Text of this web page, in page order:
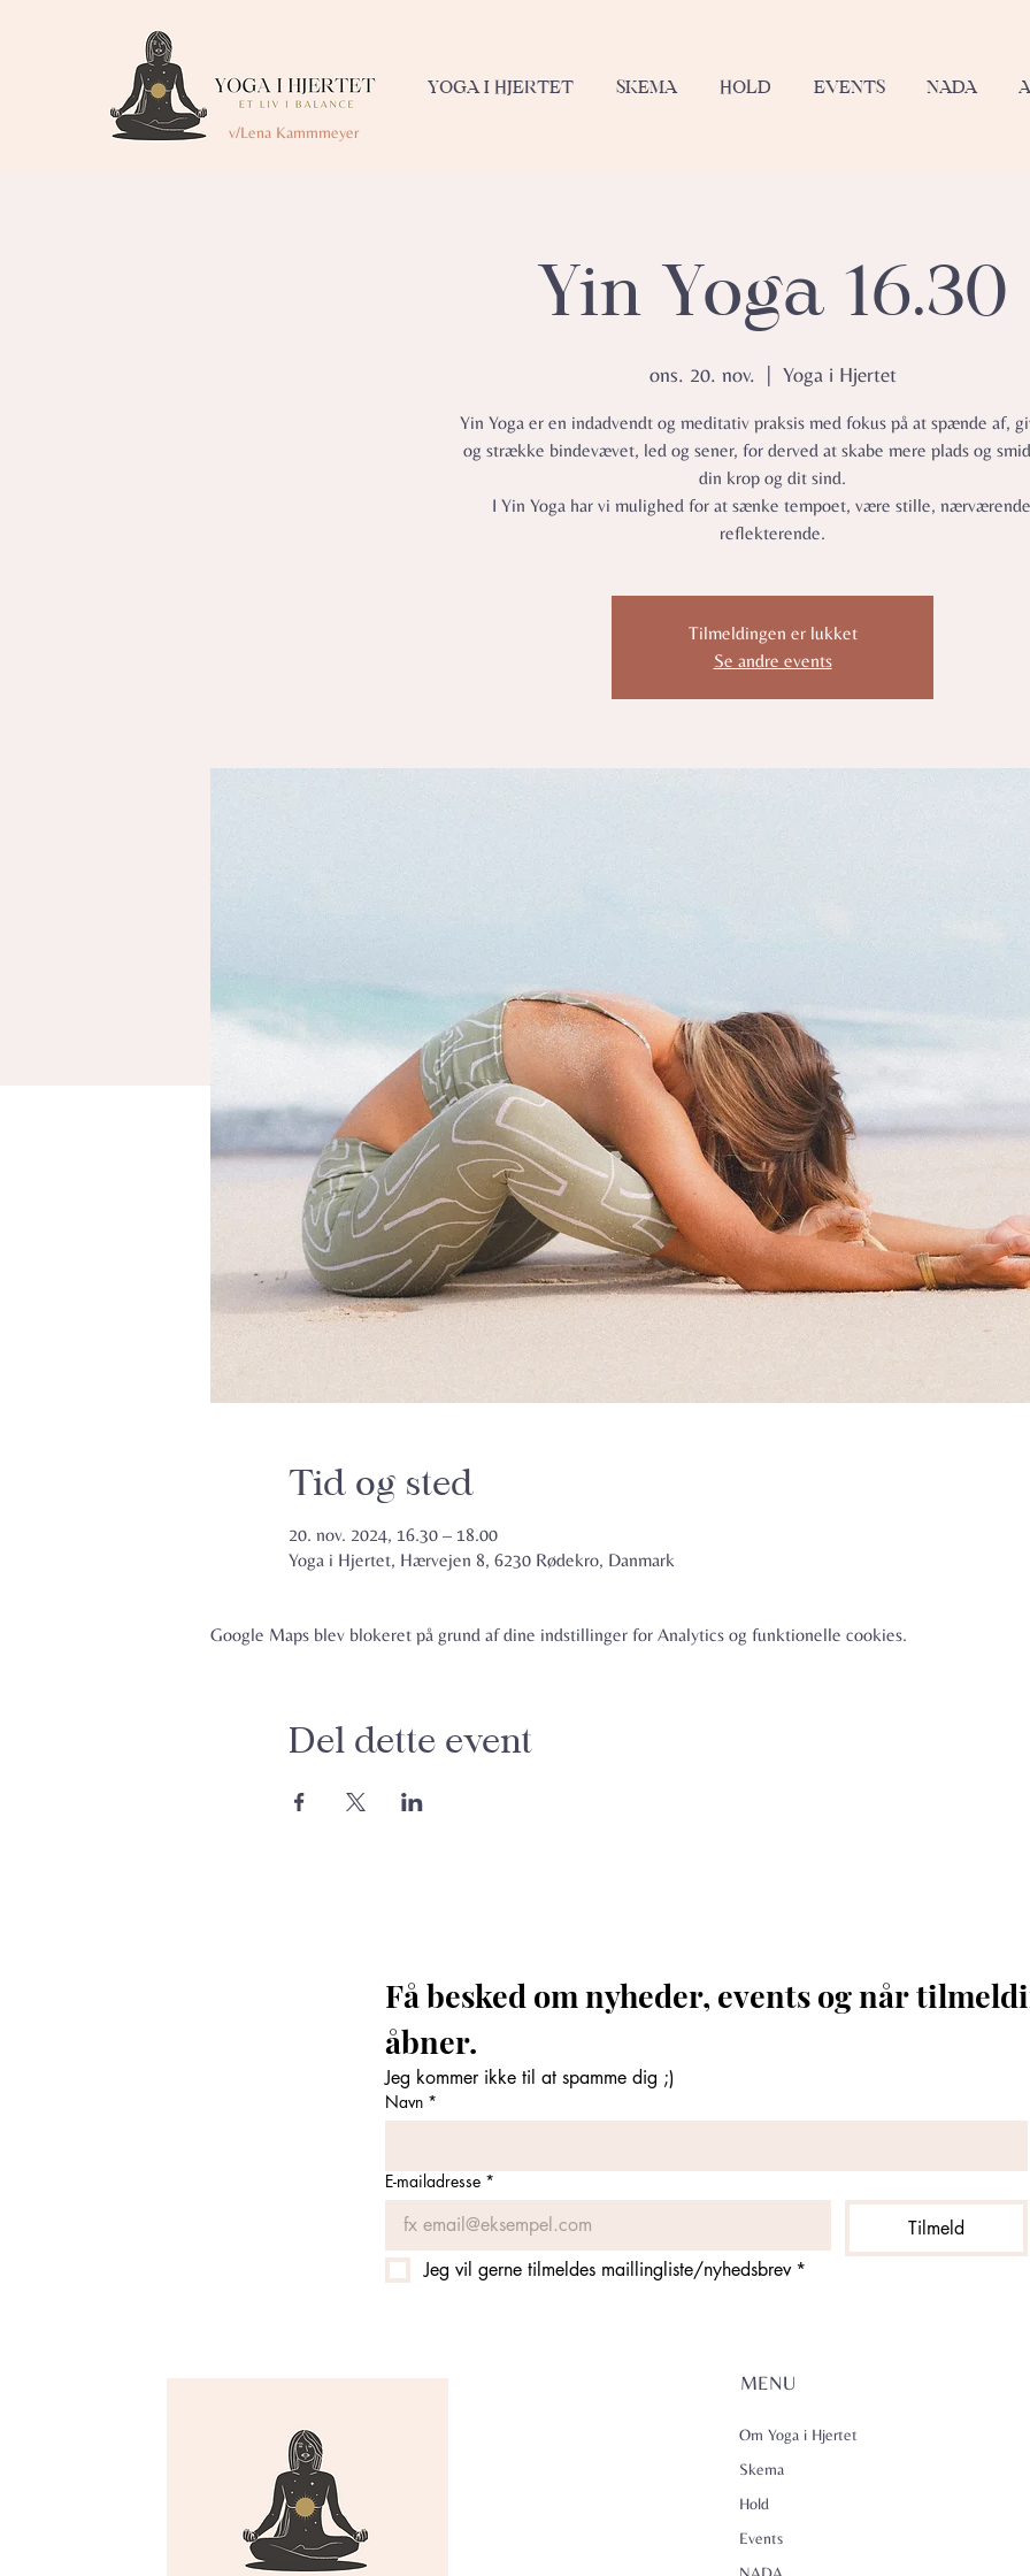
v/Lena Kammmeyer
YOGA I HJERTET SKEMA HOLD EVENTS NADA
Yin Yoga 16.30
ons. 20. nov. Yoga i Hjertet
Yin Yoga er en indadvendt og meditativ praksis med fokus på at spænde af,
og strække bindevævet, led og sener, for derved at skabe mere plads og
din krop og dit sind.
I Yin Yoga har vi mulighed for at sænke tempoet, være stille,
reflekterende.
Tilmeldingen er lukket
Se andre events
Tid og sted
20. nov. 2024, 16.30 – 18.00
Yoga i Hjertet, Hærvejen 8, 6230 Rødekro, Danmark
Google Maps blev blokeret på grund af dine indstillinger for Analytics og funktionelle cookies.
Del dette event
Få besked om nyheder, events og når
Jeg kommer ikke til at spamme dig ;)
Navn *
E-mailadresse *
Tilmeld
Jeg vil gerne tilmeldes maillingliste/nyhedsbrev *
MENU
Om Yoga i Hjertet
Skema
Hold
Events